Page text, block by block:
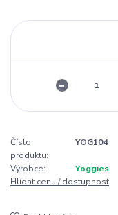
Číslo
produktu:
YOG104
Výrobce:
Yoggies
Hlídat cenu / dostupnost